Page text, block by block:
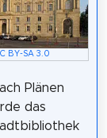
BY-SA 3.0
Plänen
das